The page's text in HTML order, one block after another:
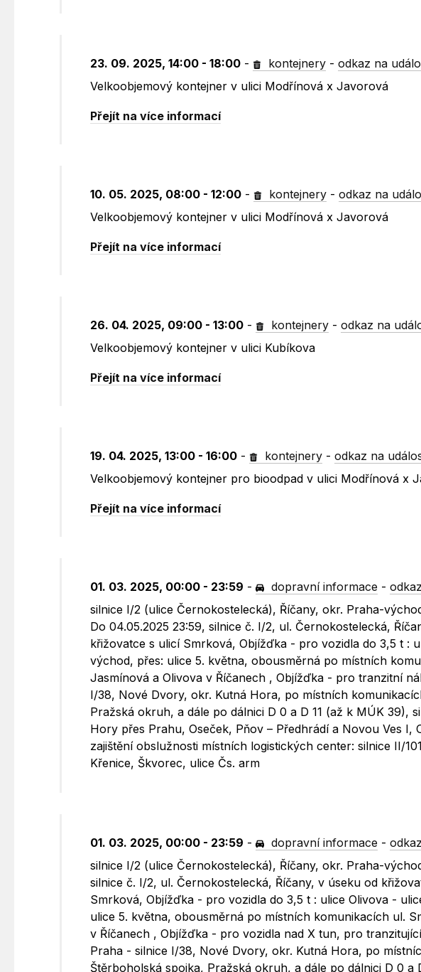
23. 09. 2025, 14:00 - 18:00 - kontejnery -odkaz na
Velkoobjemový kontejner v ulici Modřínová x Javorová
Přejít na více informací
10. 05. 2025, 08:00 - 12:00 - kontejnery -odkaz na
Velkoobjemový kontejner v ulici Modřínová x Javorová
Přejít na více informací
26. 04. 2025, 09:00 - 13:00 - kontejnery -odkaz na
Velkoobjemový kontejner v ulici Kubíkova
Přejít na více informací
19. 04. 2025, 13:00 - 16:00 - kontejnery -odkaz na
Velkoobjemový kontejner pro bioodpad v ulici Modřínová x
Přejít na více informací
01. 03. 2025, 00:00 - 23:59 - dopravní informace -
silnice I/2 (ulice Černokostelecká), Říčany, okr. Praha-
Do 04.05.2025 23:59, silnice č. I/2, ul. Černokostelecká,
křižovatce s ulicí Smrková, Objížďka - pro vozidla do 3,5 t :
východ, přes: ulice 5. května, obousměrná po místních
Jasmínová a Olivova v Říčanech , Objížďka - pro tranzitní
I/38, Nové Dvory, okr. Kutná Hora, po místních
Pražská okruh, a dále po dálnici D 0 a D 11 (až k MÚK 39),
Hory přes Prahu, Oseček, Pňov – Předhrádí a Novou Ves
zajištění obslužnosti místních logistických center: silnice II/
Křenice, Škvorec, ulice Čs. arm
01. 03. 2025, 00:00 - 23:59 - dopravní informace -
silnice I/2 (ulice Černokostelecká), Říčany, okr. Praha-
silnice č. I/2, ul. Černokostelecká, Říčany, v úseku od
Smrková, Objížďka - pro vozidla do 3,5 t : ulice Olivova -
ulice 5. května, obousměrná po místních komunikacích ul.
v Říčanech , Objížďka - pro vozidla nad X tun, pro
Praha - silnice I/38, Nové Dvory, okr. Kutná Hora, po
Štěrboholská spojka, Pražská okruh, a dále po dálnici D 0